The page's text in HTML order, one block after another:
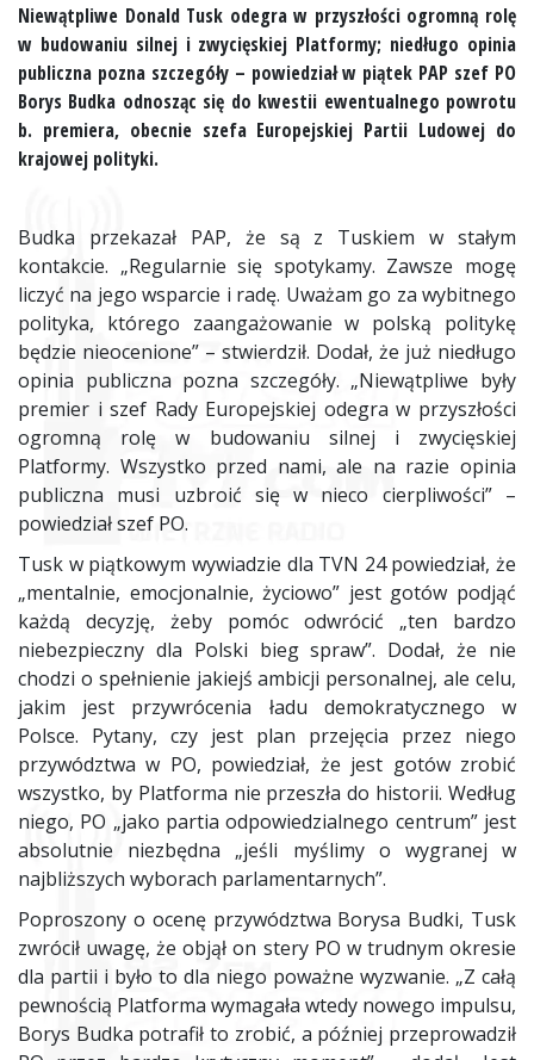
Niewątpliwe Donald Tusk odegra w przyszłości ogromną rolę
w budowaniu silnej i zwycięskiej Platformy; niedługo opinia
publiczna pozna szczegóły – powiedział w piątek PAP szef PO
Borys Budka odnosząc się do kwestii ewentualnego powrotu
b. premiera, obecnie szefa Europejskiej Partii Ludowej do
krajowej polityki.
Budka przekazał PAP, że są z Tuskiem w stałym
kontakcie. „Regularnie się spotykamy. Zawsze mogę
liczyć na jego wsparcie i radę. Uważam go za wybitnego
polityka, którego zaangażowanie w polską politykę
będzie nieocenione” – stwierdził. Dodał, że już niedługo
opinia publiczna pozna szczegóły. „Niewątpliwe były
premier i szef Rady Europejskiej odegra w przyszłości
ogromną rolę w budowaniu silnej i zwycięskiej
Platformy. Wszystko przed nami, ale na razie opinia
publiczna musi uzbroić się w nieco cierpliwości” –
powiedział szef PO.
Tusk w piątkowym wywiadzie dla TVN 24 powiedział, że
„mentalnie, emocjonalnie, życiowo” jest gotów podjąć
każdą decyzję, żeby pomóc odwrócić „ten bardzo
niebezpieczny dla Polski bieg spraw”. Dodał, że nie
chodzi o spełnienie jakiejś ambicji personalnej, ale celu,
jakim jest przywrócenia ładu demokratycznego w
Polsce. Pytany, czy jest plan przejęcia przez niego
przywództwa w PO, powiedział, że jest gotów zrobić
wszystko, by Platforma nie przeszła do historii. Według
niego, PO „jako partia odpowiedzialnego centrum” jest
absolutnie niezbędna „jeśli myślimy o wygranej w
najbliższych wyborach parlamentarnych”.
Poproszony o ocenę przywództwa Borysa Budki, Tusk
zwrócił uwagę, że objął on stery PO w trudnym okresie
dla partii i było to dla niego poważne wyzwanie. „Z całą
pewnością Platforma wymagała wtedy nowego impulsu,
Borys Budka potrafił to zrobić, a później przeprowadził